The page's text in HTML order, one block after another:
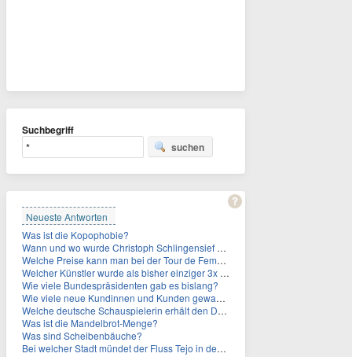
Suchbegriff
suchen
Neueste Antworten
Was ist die Kopophobie?
Wann und wo wurde Christoph Schlingensief geboren?
Welche Preise kann man bei der Tour de Femmes 2026 gewinnen?
Welcher Künstler wurde als bisher einziger 3x in die Rock and Roll Hall of Fame aufgenommen?
Wie viele Bundespräsidenten gab es bislang?
Wie viele neue Kundinnen und Kunden gewann MagentaTV allein durch die WM hinzu?
Welche deutsche Schauspielerin erhält den Deutschen Kulturpolitikpreis?
Was ist die Mandelbrot-Menge?
Was sind Scheibenbäuche?
Bei welcher Stadt mündet der Fluss Tejo in den Atlantik?